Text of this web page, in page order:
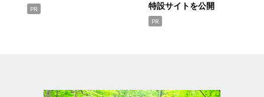
PR
特設サイトを公開
PR